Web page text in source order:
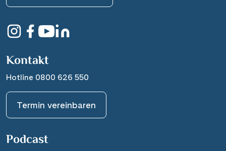
Kontakt
Hotline 0800 626 550
Termin vereinbaren
Podcast